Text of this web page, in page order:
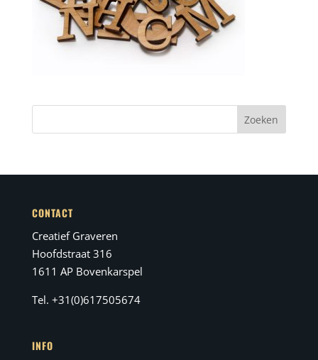
CONTACT
Creatief Graveren
Hoofdstraat 316
1611 AP Bovenkarspel
Tel. +31(0)617505674
INFO